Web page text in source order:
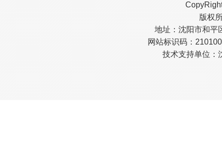
版权
地址：沈阳市和平
网站标识码：
技术支持单位：